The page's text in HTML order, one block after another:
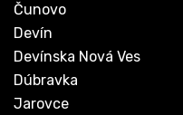
Čunovo
Devín
Devínska Nová Ves
Dúbravka
Jarovce